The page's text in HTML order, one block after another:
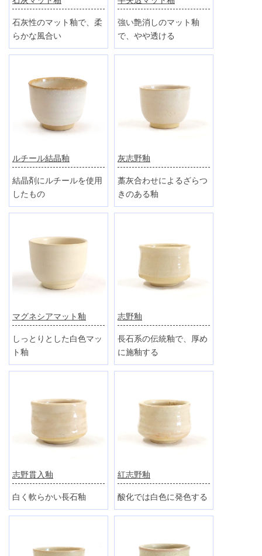
石灰性のマット釉で、柔
らかな風合い
強い艶消しのマット釉
で、やや透ける
ルチール結晶釉
結晶剤にルチールを使用
したもの
灰志野釉
藁灰合わせによるざらつ
きのある釉
マグネシアマット釉
しっとりとした白色マッ
ト釉
志野釉
長石系の伝統釉で、厚め
に施釉する
志野貫入釉
白く軟らかい長石釉
紅志野釉
酸化では白色に発色する